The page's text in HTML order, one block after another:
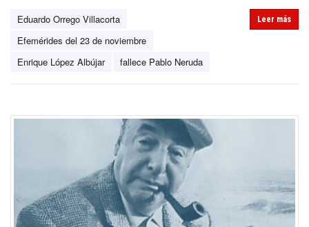
Eduardo Orrego Villacorta
Efemérides del 23 de noviembre
Enrique López Albújar
fallece Pablo Neruda
Leer más